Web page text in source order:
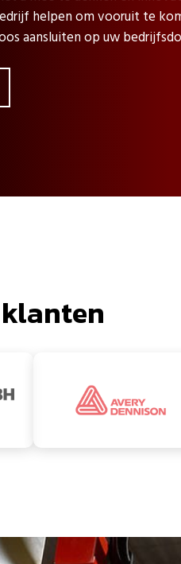
helpen om vooruit te
aansluiten op uw